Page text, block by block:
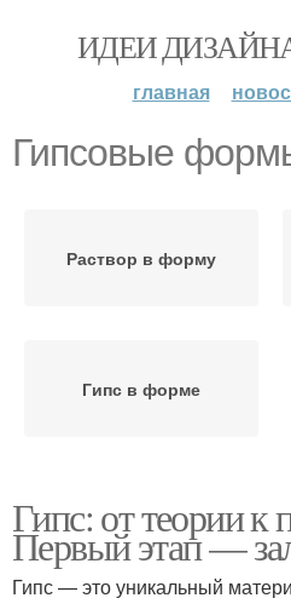
ИДЕИ
главная
Гипсовые
Раствор в форму
Гипс в форме
Гипс: от теории к
Первый этап —
Гипс — это уникальный